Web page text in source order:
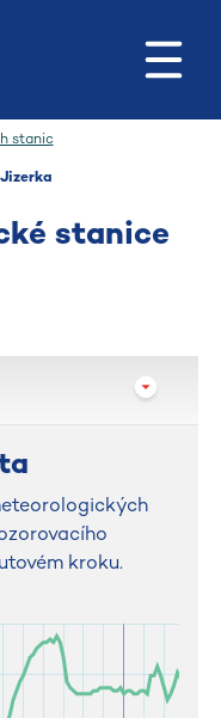
stanic
stanice
kroku.